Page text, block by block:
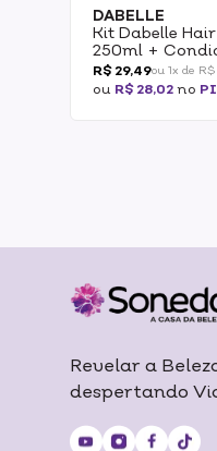
DABELLE
Kit Dabelle
250ml +
175ml Abacate
R$ 29,49ou 1x de
ou R$ 28,02 no
Revelar a
despertando